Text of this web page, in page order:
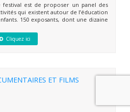
est de proposer un panel des
qui existent autour de l’éducation
150 exposants, dont une dizaine
Cliquez ici
ET FILMS